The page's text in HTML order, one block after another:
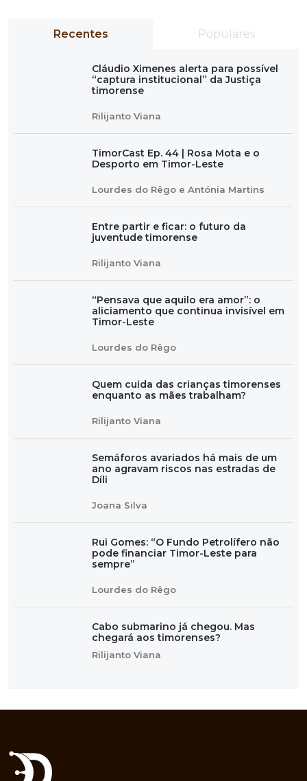
Recentes Populares
Cláudio Ximenes alerta para possível
“captura institucional” da Justiça
timorense
Rilijanto Viana
TimorCast Ep. 44 | Rosa Mota e o
Desporto em Timor-Leste
Lourdes do Rêgo e Antónia Martins
Entre partir e ficar: o futuro da
juventude timorense
Rilijanto Viana
“Pensava que aquilo era amor”: o
aliciamento que continua invisível em
Timor-Leste
Lourdes do Rêgo
Quem cuida das crianças timorenses
enquanto as mães trabalham?
Rilijanto Viana
Semáforos avariados há mais de um
ano agravam riscos nas estradas de
Díli
Joana Silva
Rui Gomes: “O Fundo Petrolífero não
pode financiar Timor-Leste para
sempre”
Lourdes do Rêgo
Cabo submarino já chegou. Mas
chegará aos timorenses?
Rilijanto Viana